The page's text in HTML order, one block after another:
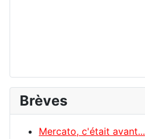
Brèves
Mercato, c'était avant...